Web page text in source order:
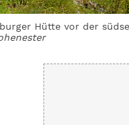
Hütte vor der